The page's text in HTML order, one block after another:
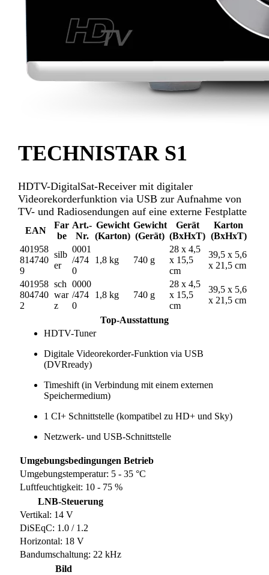
TECHNISTAR S1
HDTV-DigitalSat-Receiver mit digitaler
Videorekorderfunktion via USB zur Aufnahme von
TV- und Radiosendungen auf eine externe Festplatte
EAN
Far
be
Art.-
Nr.
Gewicht
(Karton)
Gewicht
(Gerät)
Gerät
(BxHxT)
Karton
(BxHxT)
401958
814740
9
silb
er
0001
/474
0
1,8 kg 740 g
28 x 4,5
x 15,5
cm
39,5 x 5,6
x 21,5 cm
401958
804740
2
sch
war
z
0000
/474
0
1,8 kg 740 g
28 x 4,5
x 15,5
cm
39,5 x 5,6
x 21,5 cm
Top-Ausstattung
HDTV-Tuner
Digitale Videorekorder-Funktion via USB
(DVRready)
Timeshift (in Verbindung mit einem externen
Speichermedium)
1 CI+ Schnittstelle (kompatibel zu HD+ und Sky)
Netzwerk- und USB-Schnittstelle
Umgebungsbedingungen Betrieb
Umgebungstemperatur: 5 - 35 °C
Luftfeuchtigkeit: 10 - 75 %
LNB-Steuerung
Vertikal: 14 V
DiSEqC: 1.0 / 1.2
Horizontal: 18 V
Bandumschaltung: 22 kHz
Bild